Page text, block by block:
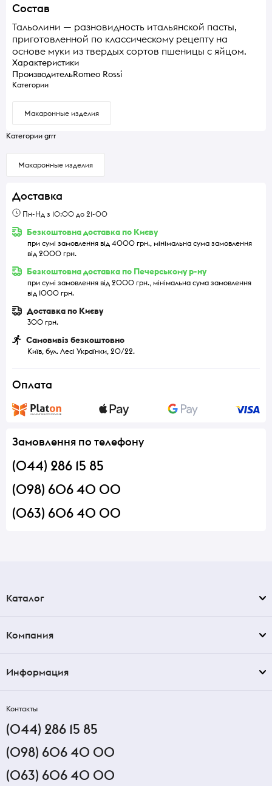
Состав
Тальолини — разновидность итальянской пасты,
приготовленной по классическому рецепту на
основе муки из твердых сортов пшеницы с яйцом.
Характеристики
ПроизводительRomeo Rossi
Категории
Макаронные изделия
Категории grrr
Макаронные изделия
Доставка
Пн-Нд з 10:00 до 21-00
Безкоштовна доставка по Києву
при сумі замовлення від 4000 грн., мінімальна сума замовлення
від 2000 грн.
Безкоштовна доставка по Печерському р-ну
при сумі замовлення від 2000 грн., мінімальна сума замовлення
від 1000 грн.
Доставка по Києву
300 грн.
Самовивіз безкоштовно
Київ, бул. Лесі Українки, 20/22.
Оплата
Замовлення по телефону
(044) 286 15 85
(098) 606 40 00
(063) 606 40 00
Каталог
Компания
Информация
Контакты
(044) 286 15 85
(098) 606 40 00
(063) 606 40 00